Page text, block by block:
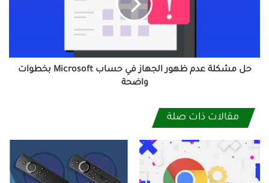
بخطوات
واضحة
حل مشكلة عدم ظهور الجهاز في حساب Microsoft بخطوات
واضحة
مقالات ذات صلة